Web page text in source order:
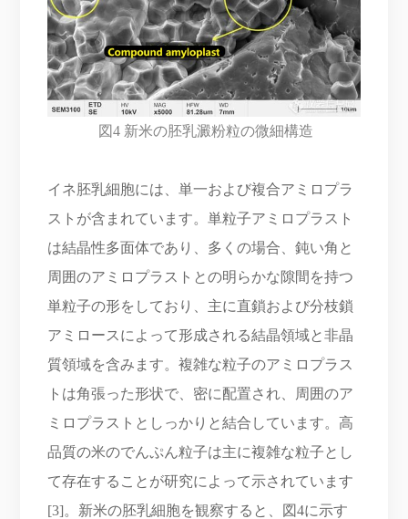
図4 新米の胚乳澱粉粒の微細構造
イネ胚乳細胞には、単一および複合アミロプラ
ストが含まれています。単粒子アミロプラスト
は結晶性多面体であり、多くの場合、鈍い角と
周囲のアミロプラストとの明らかな隙間を持つ
単粒子の形をしており、主に直鎖および分枝鎖
アミロースによって形成される結晶領域と非晶
質領域を含みます。複雑な粒子のアミロプラス
トは角張った形状で、密に配置され、周囲のア
ミロプラストとしっかりと結合しています。高
品質の米のでんぷん粒子は主に複雑な粒子とし
て存在することが研究によって示されています
[3]。新米の胚乳細胞を観察すると、図4に示す